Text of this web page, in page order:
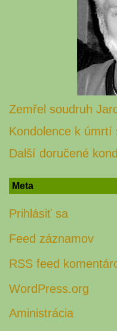
Zemřel soudruh
Kondolence k úmrtí
Další doručené
Meta
Prihlásiť sa
Feed záznamov
RSS feed
WordPress.org
Aministrácia